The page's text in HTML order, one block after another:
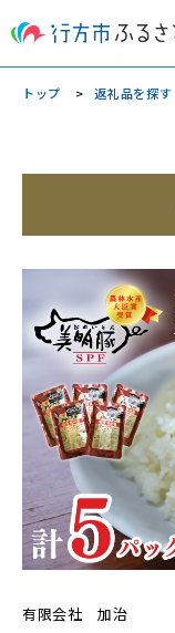
トップ 返礼品を探す
有限会社 加治